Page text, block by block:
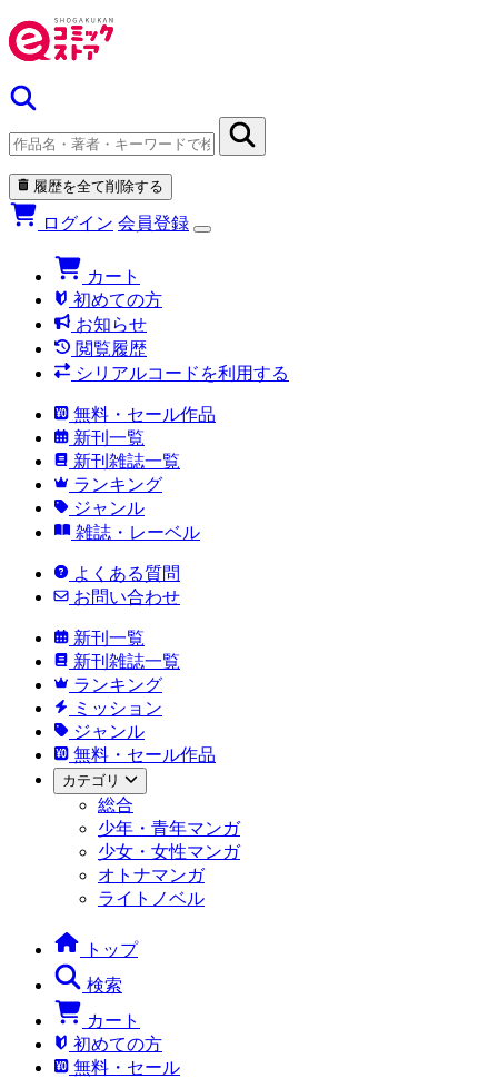
履歴を全て削除する
ログイン 会員登録
カート
初めての方
お知らせ
閲覧履歴
シリアルコードを利用する
無料・セール作品
新刊一覧
新刊雑誌一覧
ランキング
ジャンル
雑誌・レーベル
よくある質問
お問い合わせ
新刊一覧
新刊雑誌一覧
ランキング
ミッション
ジャンル
無料・セール作品
カテゴリ
総合
少年・青年マンガ
少女・女性マンガ
オトナマンガ
ライトノベル
トップ
検索
カート
初めての方
無料・セール